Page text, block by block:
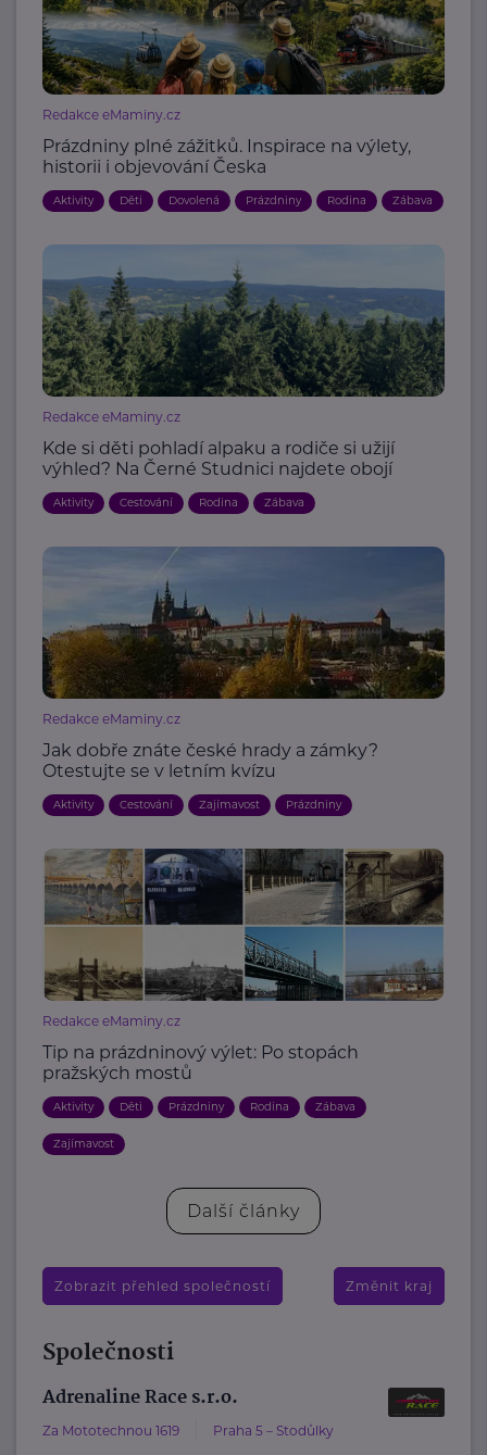
Redakce eMaminy.cz
Prázdniny plné zážitků. Inspirace na výlety,
historii i objevování Česka
Aktivity Děti Dovolená Prázdniny Rodina Zábava
Redakce eMaminy.cz
Kde si děti pohladí alpaku a rodiče si užijí
výhled? Na Černé Studnici najdete obojí
Aktivity Cestování Rodina Zábava
Redakce eMaminy.cz
Jak dobře znáte české hrady a zámky?
Otestujte se v letním kvízu
Aktivity Cestování Zajímavost Prázdniny
Redakce eMaminy.cz
Tip na prázdninový výlet: Po stopách
pražských mostů
Aktivity Děti Prázdniny Rodina Zábava
Zajímavost
Další články
Zobrazit přehled společností Změnit kraj
Společnosti
Adrenaline Race s.r.o.
Za Mototechnou 1619 Praha 5 – Stodůlky